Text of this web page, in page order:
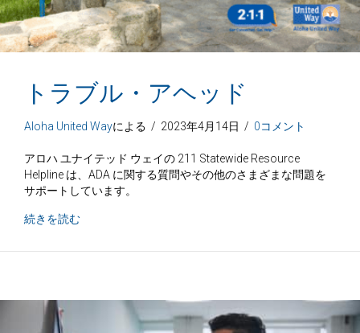
トラブル・アヘッド
Aloha United Wayによる / 2023年4月14日 / 0コメント
アロハ ユナイテッド ウェイの 211 Statewide Resource
Helpline は、ADA に関する質問やその他のさまざまな問題を
サポートしています。
続きを読む今後のトラブルについて